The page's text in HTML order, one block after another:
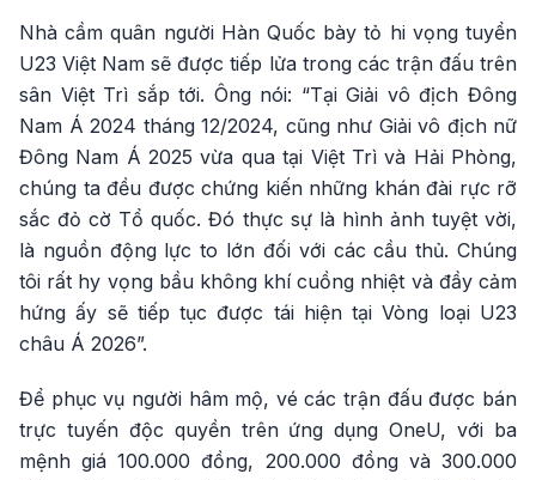
Nhà cầm quân người Hàn Quốc bày tỏ hi vọng tuyển
U23 Việt Nam sẽ được tiếp lửa trong các trận đấu trên
sân Việt Trì sắp tới. Ông nói: “Tại Giải vô địch Đông
Nam Á 2024 tháng 12/2024, cũng như Giải vô địch nữ
Đông Nam Á 2025 vừa qua tại Việt Trì và Hải Phòng,
chúng ta đều được chứng kiến những khán đài rực rỡ
sắc đỏ cờ Tổ quốc. Đó thực sự là hình ảnh tuyệt vời,
là nguồn động lực to lớn đối với các cầu thủ. Chúng
tôi rất hy vọng bầu không khí cuồng nhiệt và đầy cảm
hứng ấy sẽ tiếp tục được tái hiện tại Vòng loại U23
châu Á 2026”.
Để phục vụ người hâm mộ, vé các trận đấu được bán
trực tuyến độc quyền trên ứng dụng OneU, với ba
mệnh giá 100.000 đồng, 200.000 đồng và 300.000